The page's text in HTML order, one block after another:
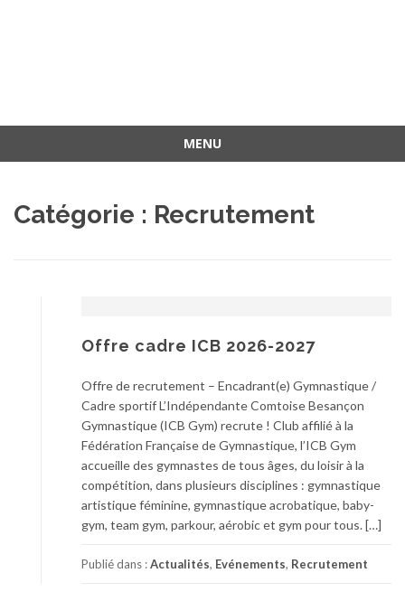
MENU
contenu
Catégorie : Recrutement
Offre cadre ICB 2026-2027
Offre de recrutement – Encadrant(e) Gymnastique /
Cadre sportif L’Indépendante Comtoise Besançon
Gymnastique (ICB Gym) recrute ! Club affilié à la
Fédération Française de Gymnastique, l’ICB Gym
accueille des gymnastes de tous âges, du loisir à la
compétition, dans plusieurs disciplines : gymnastique
artistique féminine, gymnastique acrobatique, baby-
gym, team gym, parkour, aérobic et gym pour tous. […]
Publié dans :Actualités, Evénements, Recrutement